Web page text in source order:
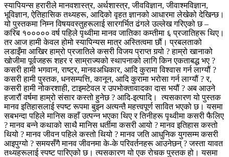
स्यापियन्स हरारीले मानवशास्त्र, अर्थशास्त्र, जीवविज्ञान, जीवाश्मविज्ञान,
भूविज्ञान, ऐतिहासिक तथ्यहरू, आदिको वृहत ज्ञानको आधारमा लेखेको देखिन्छ।
यो पुस्तकमा निम्न विषयवस्तुहरूलाई सारगर्भित ढंगले उल्लेख गरिएको छ –
करिब १००००० वर्ष पहिले पृथ्वीमा मानव जातिका कम्तीमा ६ प्रजातिहरू थिए।
तर आज हामी केवल होमो स्यापिन्यस मात्र अस्तित्वमा छौं। प्रबलताको
लडाइँमा आखिर हाम्रो प्रजातिले कसरी विजय प्राप्त गर्‍यो ? हाम्रो खानाको
खोजीमा पूर्वजहरू शहर र साम्राज्यको स्थापनाको लागि किन एकताबद्ध भए ?
कसरी हामी भगवान, राष्ट्र, मानवअधिकार, आदि कुरामा विश्वास गर्न लाग्यौं ?
कसरी हामी पुस्तक, धनसम्पत्ति, कानून, आदि कुरामा भरोसा गर्न लाग्यौं ? र,
कसरी हामी नोकरशाही, टाइमटेवल र उपभोक्तावादका दास भयौं ? अब आउने
हजारौं वर्षमा हाम्रो संसार कस्तो हुनेछ ? आदि-इत्यादि। त्यसकारण यो पुस्तक
मानव इतिहासलाई स्पष्ट रूपमा बुझ्न अत्यन्तै महत्त्वपूर्ण सावित भएको छ। यसमा
सबभन्दा पहिले मानिस कहाँ उत्पन्न भएका थिए र तिनीहरू पृथ्वीमा कसरी फैलिए
? मानव बन्ने कथाको साथै मानिस धर्तीमा कसरी आयो ? मानव इतिहास कस्तो
थियो ? मानव जीवन पहिले कस्तो थियो ? मानव जति आधुनिक युगसम्म कसरी
आइपुग्यो ? समयसँगै मानव जीवनमा के-के परिवर्तनहरू आउनेछन् ? जस्ता यावत
तथ्यहरूलाई स्पष्ट पारिएको छ। त्यसकारण यो एक रोचक पुस्तक हो। यसमा